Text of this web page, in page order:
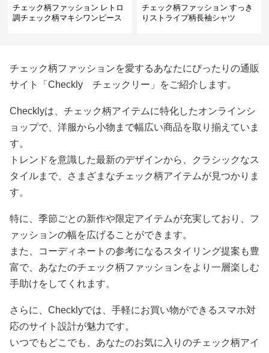
チェック柄ファッション レトロ
調チェック柄マキシワンピース
チェック柄ファッション すっき
りストライプ柄長袖シャツ
チェック柄ファッションを愛するあなたにぴったりの通販
サイト「Checkly チェックリー」をご紹介します。
Checklyは、チェック柄アイテムに特化したオンラインシ
ョップで、洋服から小物まで幅広い商品を取り揃えていま
す。
トレンドを意識した最新のデザインから、クラシックなス
タイルまで、さまざまなチェック柄アイテムが見つかりま
す。
特に、季節ごとの新作や限定アイテムが充実しており、フ
ァッションの幅を広げることができます。
また、コーディネートの参考になるスタイリング提案も豊
富で、あなたのチェック柄ファッションをより一層楽しむ
手助けをしてくれます。
さらに、Checklyでは、手軽にお買い物ができるスマホ対
応のサイト設計が魅力です。
いつでもどこでも、あなたのお気に入りのチェック柄アイ